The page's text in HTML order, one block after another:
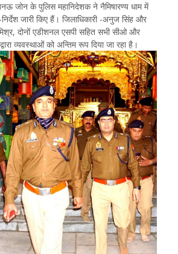
जोन के पुलिस महानिदेशक ने नैमिषारण्य धाम में
जारी किए हैं। जिलाधिकारी -अनुज सिंह और
दोनों एडीशनल एसपी सहित सभी सीओ और
व्यवस्थाओं को अन्तिम रूप दिया जा रहा है।